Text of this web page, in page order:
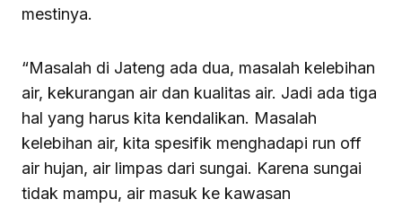
mestinya.
“Masalah di Jateng ada dua, masalah kelebihan
air, kekurangan air dan kualitas air. Jadi ada tiga
hal yang harus kita kendalikan. Masalah
kelebihan air, kita spesifik menghadapi run off
air hujan, air limpas dari sungai. Karena sungai
tidak mampu, air masuk ke kawasan